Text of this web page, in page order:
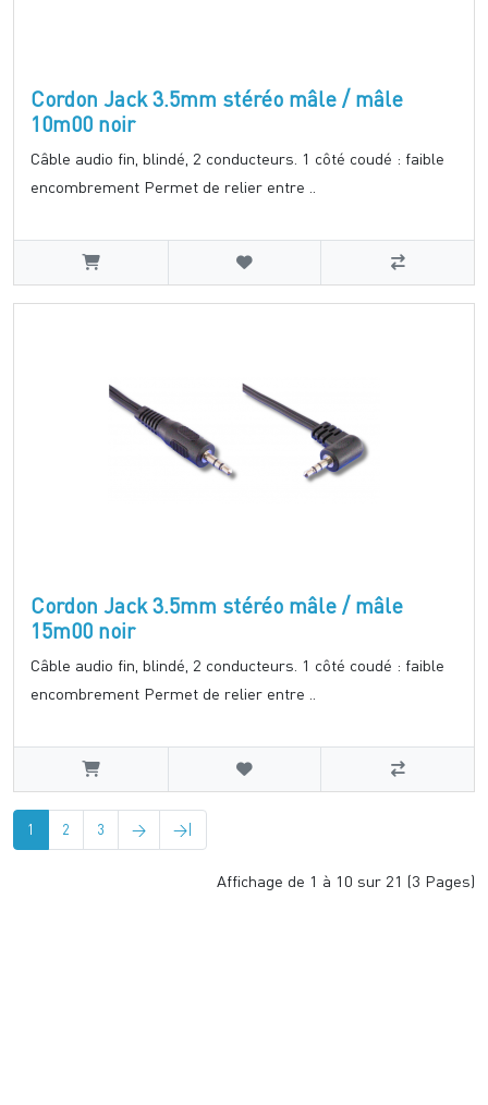
Cordon Jack 3.5mm stéréo mâle / mâle
10m00 noir
Câble audio fin, blindé, 2 conducteurs. 1 côté coudé : faible
encombrement Permet de relier entre ..
Cordon Jack 3.5mm stéréo mâle / mâle
15m00 noir
Câble audio fin, blindé, 2 conducteurs. 1 côté coudé : faible
encombrement Permet de relier entre ..
1 2 3 > >|
Affichage de 1 à 10 sur 21 (3 Pages)